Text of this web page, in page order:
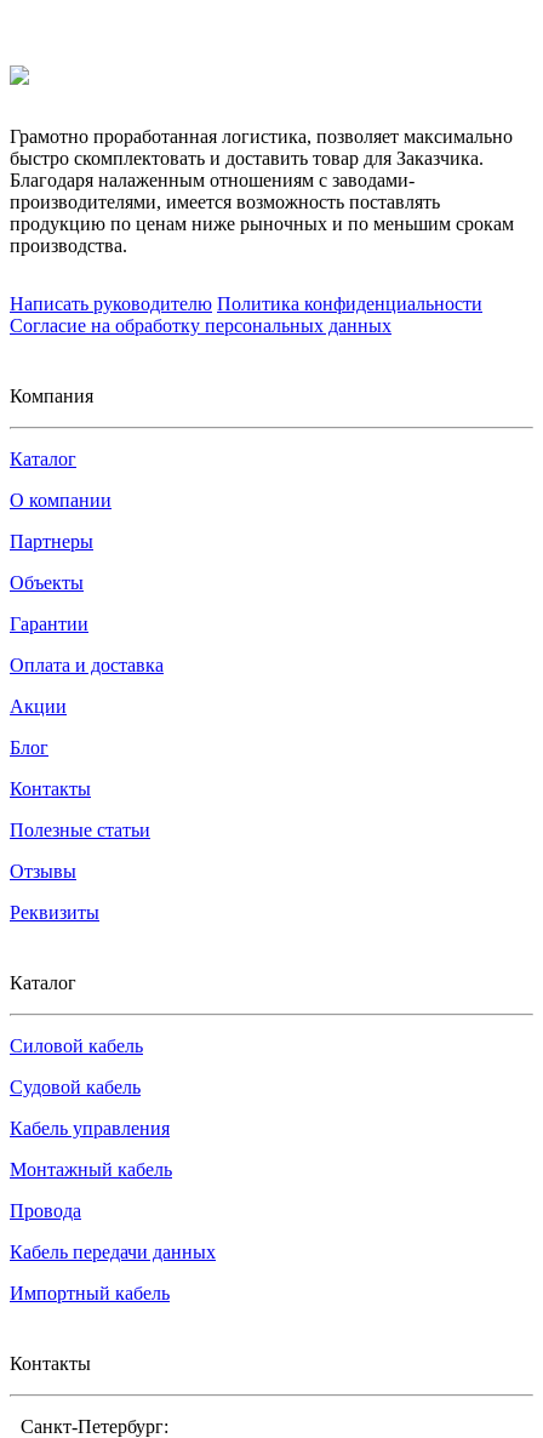
Грамотно проработанная логистика, позволяет максимально
быстро скомплектовать и доставить товар для Заказчика.
Благодаря налаженным отношениям с заводами-
производителями, имеется возможность поставлять
продукцию по ценам ниже рыночных и по меньшим срокам
производства.
Написать руководителю Политика конфиденциальности
Согласие на обработку персональных данных
Компания
Каталог
О компании
Партнеры
Объекты
Гарантии
Оплата и доставка
Акции
Блог
Контакты
Полезные статьи
Отзывы
Реквизиты
Каталог
Силовой кабель
Судовой кабель
Кабель управления
Монтажный кабель
Провода
Кабель передачи данных
Импортный кабель
Контакты
Санкт-Петербург: